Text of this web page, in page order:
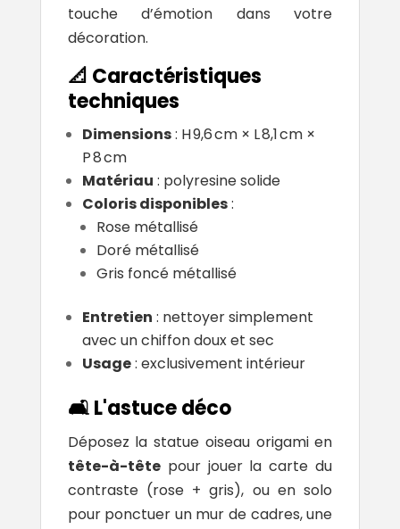
touche d’émotion dans votre
décoration.
📐 Caractéristiques
techniques
Dimensions: H 9,6 cm × L 8,1 cm ×
P 8 cm
Matériau : polyresine solide
Coloris disponibles:
Rose métallisé
Doré métallisé
Gris foncé métallisé
Entretien : nettoyer simplement
avec un chiffon doux et sec
Usage: exclusivement intérieur
🛋️ L'astuce déco
Déposez la statue oiseau origami en
tête-à-têtepour jouer la carte du
contraste (rose + gris), ou en solo
pour ponctuer un mur de cadres, une